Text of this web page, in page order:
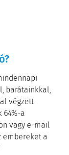
barátainkkal,
végzett
64%-a
vagy e-mail
embereket a